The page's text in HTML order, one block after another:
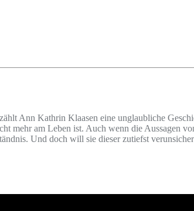
Ann Kathrin Klaasen eine unglaubliche
mehr am Leben ist. Auch wenn die Aussagen
Und doch will sie dieser zutiefst